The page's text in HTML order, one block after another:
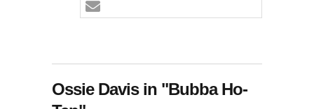
Ossie Davis in "Bubba Ho-